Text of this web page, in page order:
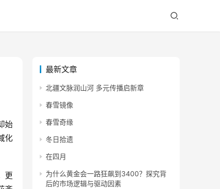
始
化
更
最新文章
北疆文脉润山河 多元传播启新章
春雪镜像
春雪奇缘
冬日拾遗
在四月
为什么黄金会一路狂飙到3400？探究背
后的市场逻辑与驱动因素